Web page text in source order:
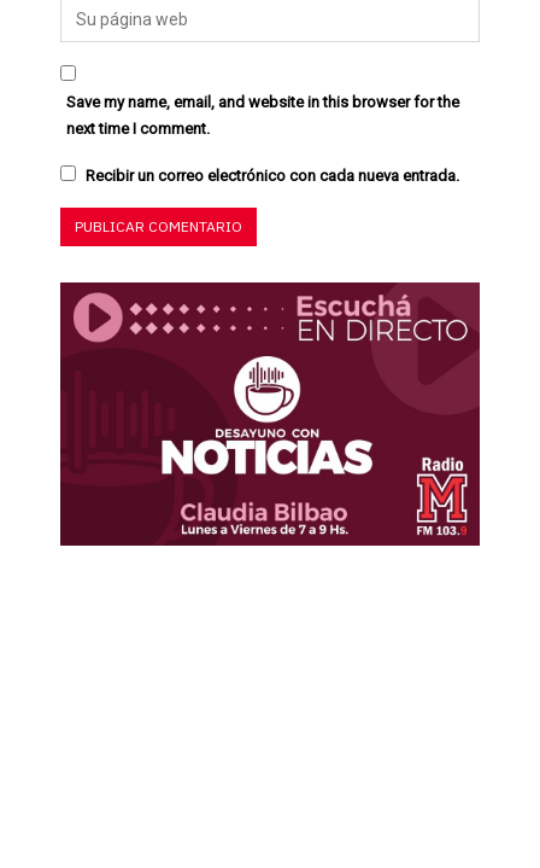
Save my name, email, and website in this browser for the
next time I comment.
Recibir un correo electrónico con cada nueva entrada.